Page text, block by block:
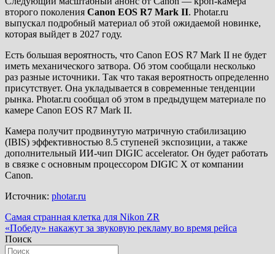
второго поколения Canon EOS R7 Mark II. Photar.ru
выпускал подробный материал об этой ожидаемой новинке,
которая выйдет в 2027 году.
Есть большая вероятность, что Canon EOS R7 Mark II не будет
иметь механического затвора. Об этом сообщали несколько
раз разные источники. Так что такая вероятность определенно
присутствует. Она укладывается в современные тенденции
рынка. Photar.ru сообщал об этом в предыдущем материале по
камере Canon EOS R7 Mark II.
Камера получит продвинутую матричную стабилизацию
(IBIS) эффективностью 8.5 ступеней экспозиции, а также
дополнительный ИИ-чип DIGIC accelerator. Он будет работать
в связке с основным процессором DIGIC X от компании
Canon.
Источник: photar.ru
Навигация
по
Самая странная клетка для Nikon ZR
«Победу» накажут за звуковую рекламу во время рейса
Поиск